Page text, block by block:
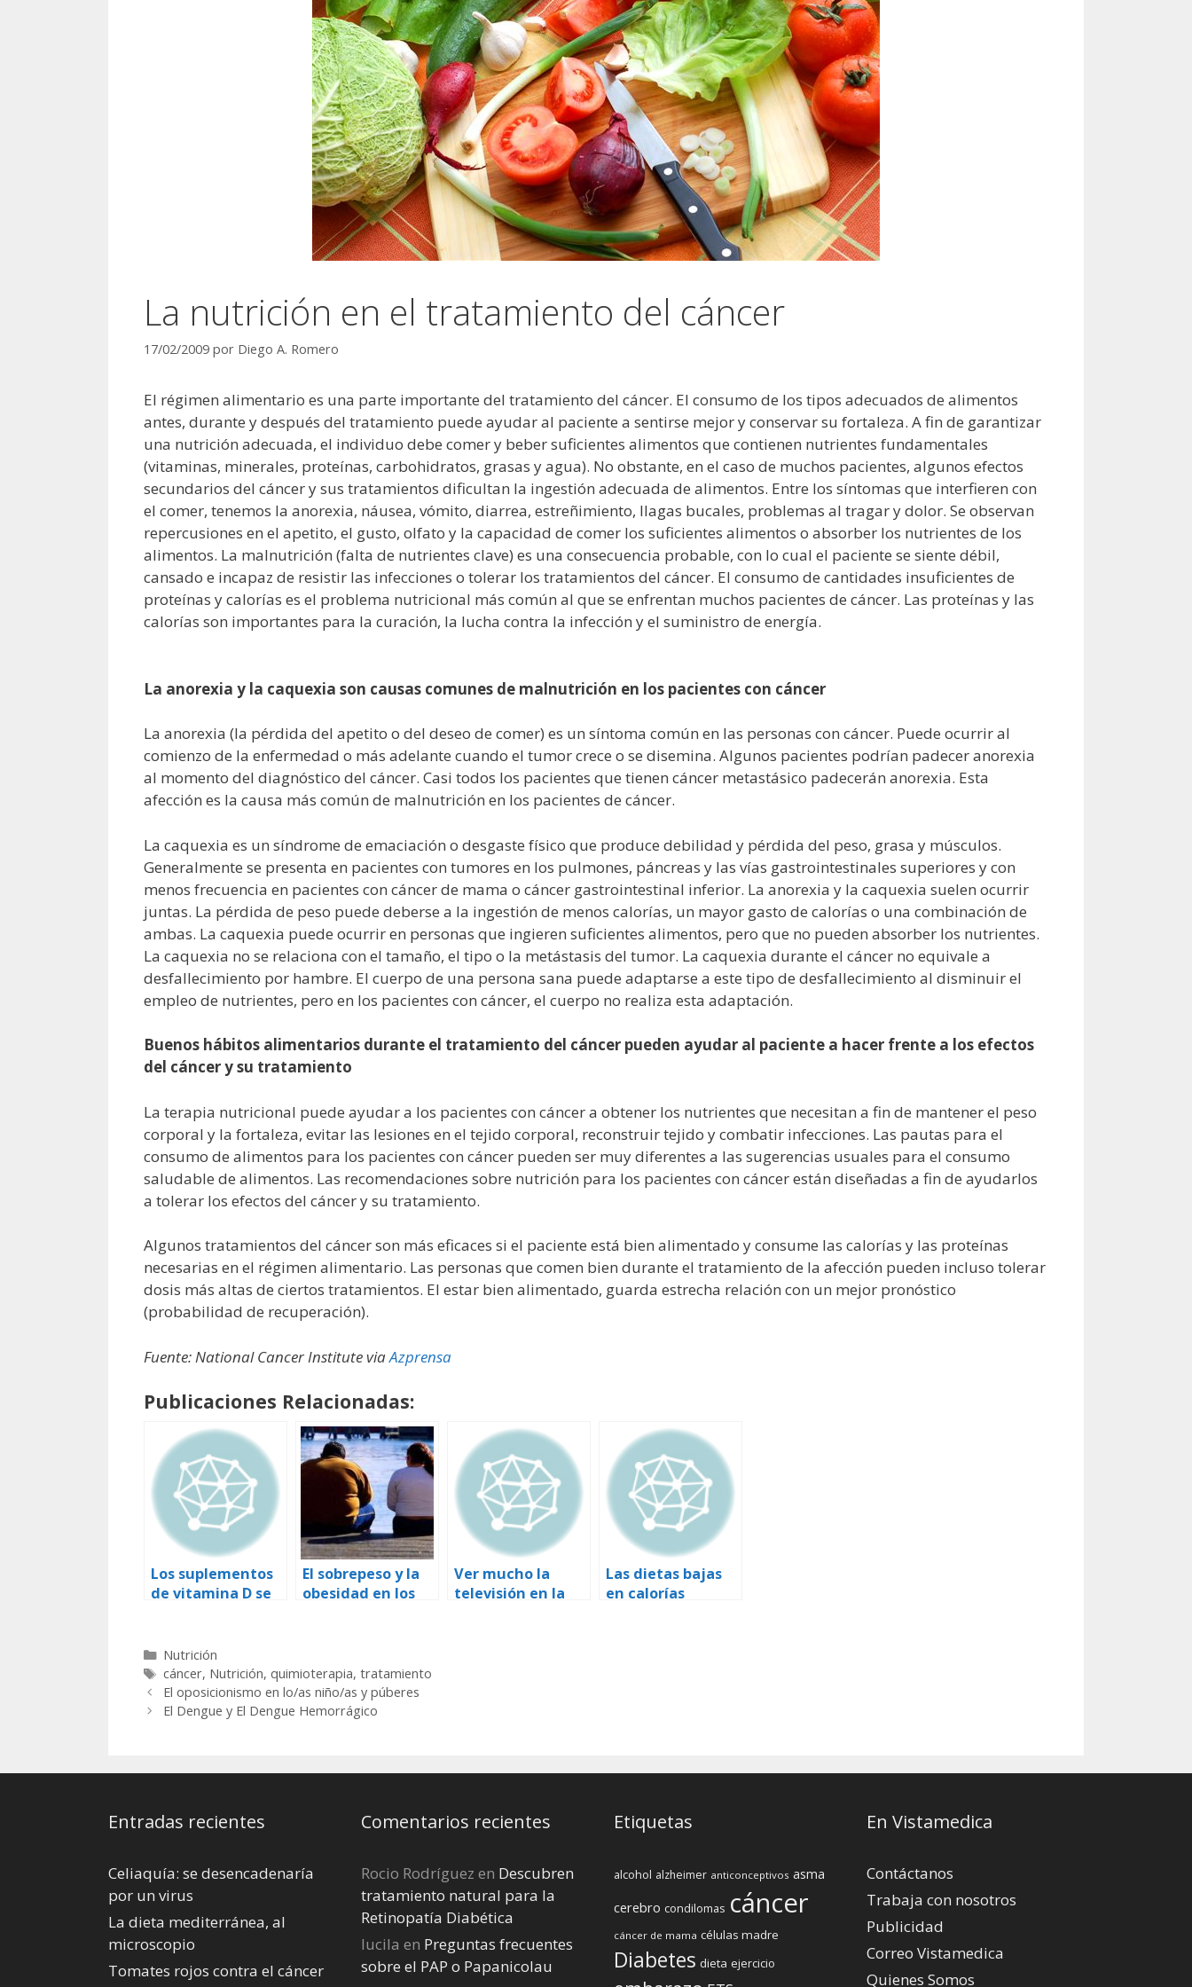
La nutrición en el tratamiento del cáncer
17/02/2009 por Diego A. Romero
El régimen alimentario es una parte importante del tratamiento del cáncer. El consumo de los tipos adecuados de alimentos
antes, durante y después del tratamiento puede ayudar al paciente a sentirse mejor y conservar su fortaleza. A fin de garantizar
una nutrición adecuada, el individuo debe comer y beber suficientes alimentos que contienen nutrientes fundamentales
(vitaminas, minerales, proteínas, carbohidratos, grasas y agua). No obstante, en el caso de muchos pacientes, algunos efectos
secundarios del cáncer y sus tratamientos dificultan la ingestión adecuada de alimentos. Entre los síntomas que interfieren con
el comer, tenemos la anorexia, náusea, vómito, diarrea, estreñimiento, llagas bucales, problemas al tragar y dolor. Se observan
repercusiones en el apetito, el gusto, olfato y la capacidad de comer los suficientes alimentos o absorber los nutrientes de los
alimentos. La malnutrición (falta de nutrientes clave) es una consecuencia probable, con lo cual el paciente se siente débil,
cansado e incapaz de resistir las infecciones o tolerar los tratamientos del cáncer. El consumo de cantidades insuficientes de
proteínas y calorías es el problema nutricional más común al que se enfrentan muchos pacientes de cáncer. Las proteínas y las
calorías son importantes para la curación, la lucha contra la infección y el suministro de energía.
La anorexia y la caquexia son causas comunes de malnutrición en los pacientes con cáncer
La anorexia (la pérdida del apetito o del deseo de comer) es un síntoma común en las personas con cáncer. Puede ocurrir al
comienzo de la enfermedad o más adelante cuando el tumor crece o se disemina. Algunos pacientes podrían padecer anorexia
al momento del diagnóstico del cáncer. Casi todos los pacientes que tienen cáncer metastásico padecerán anorexia. Esta
afección es la causa más común de malnutrición en los pacientes de cáncer.
La caquexia es un síndrome de emaciación o desgaste físico que produce debilidad y pérdida del peso, grasa y músculos.
Generalmente se presenta en pacientes con tumores en los pulmones, páncreas y las vías gastrointestinales superiores y con
menos frecuencia en pacientes con cáncer de mama o cáncer gastrointestinal inferior. La anorexia y la caquexia suelen ocurrir
juntas. La pérdida de peso puede deberse a la ingestión de menos calorías, un mayor gasto de calorías o una combinación de
ambas. La caquexia puede ocurrir en personas que ingieren suficientes alimentos, pero que no pueden absorber los nutrientes.
La caquexia no se relaciona con el tamaño, el tipo o la metástasis del tumor. La caquexia durante el cáncer no equivale a
desfallecimiento por hambre. El cuerpo de una persona sana puede adaptarse a este tipo de desfallecimiento al disminuir el
empleo de nutrientes, pero en los pacientes con cáncer, el cuerpo no realiza esta adaptación.
Buenos hábitos alimentarios durante el tratamiento del cáncer pueden ayudar al paciente a hacer frente a los efectos
del cáncer y su tratamiento
La terapia nutricional puede ayudar a los pacientes con cáncer a obtener los nutrientes que necesitan a fin de mantener el peso
corporal y la fortaleza, evitar las lesiones en el tejido corporal, reconstruir tejido y combatir infecciones. Las pautas para el
consumo de alimentos para los pacientes con cáncer pueden ser muy diferentes a las sugerencias usuales para el consumo
saludable de alimentos. Las recomendaciones sobre nutrición para los pacientes con cáncer están diseñadas a fin de ayudarlos
a tolerar los efectos del cáncer y su tratamiento.
Algunos tratamientos del cáncer son más eficaces si el paciente está bien alimentado y consume las calorías y las proteínas
necesarias en el régimen alimentario. Las personas que comen bien durante el tratamiento de la afección pueden incluso tolerar
dosis más altas de ciertos tratamientos. El estar bien alimentado, guarda estrecha relación con un mejor pronóstico
(probabilidad de recuperación).
Fuente: National Cancer Institute viaAzprensa
Publicaciones Relacionadas:
Los suplementos
de vitamina D se
mortalidad
El sobrepeso y la
obesidad en los
Ver mucho la
televisión en la
Las dietas bajas
en calorías
Categorías
Nutrición
Etiquetas
cáncer, Nutrición, quimioterapia, tratamiento
El oposicionismo en lo/as niño/as y púberes
El Dengue y El Dengue Hemorrágico
Entradas recientes
Celiaquía: se desencadenaría
por un virus
La dieta mediterránea, al
microscopio
Tomates rojos contra el cáncer
Comentarios recientes
Rocio Rodríguez en Descubren
tratamiento natural para la
Retinopatía Diabética
lucila en Preguntas frecuentes
sobre el PAP o Papanicolau
Etiquetas
alcohol alzheimer anticonceptivos asma
cerebro condilomas cáncer
cáncer de mama células madre
Diabetes dieta ejercicio
En Vistamedica
Contáctanos
Trabaja con nosotros
Publicidad
Correo Vistamedica
Quienes Somos